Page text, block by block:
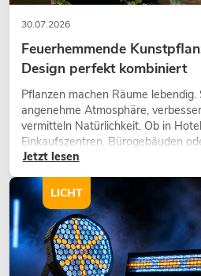
30.07.2026
Feuerhemmende
Design perfekt kombiniert
Pflanzen machen Räume
angenehme Atmosphäre,
vermitteln Natürlichkeit. Ob in
Einkaufszentren, Bürogebäuden
eine hochwertige Begrünung
Jetzt lesen
LICHT